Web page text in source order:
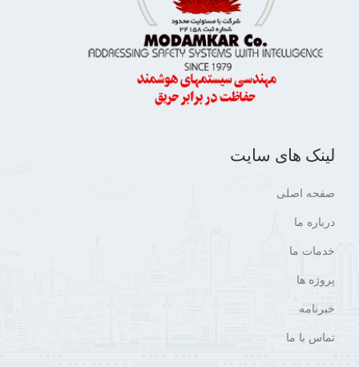
لینک های سایت
صفحه اصلی
درباره ما
خدمات ما
پروژه ها
خبرنامه
تماس با ما